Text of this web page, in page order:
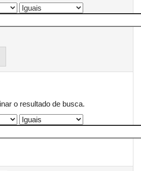
o resultado de busca.